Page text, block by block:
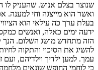
שנוצר בצלם אנוש. שהעניק לו
ואשר הוא מייצגה וחי
בעלת ערך כה עילאי הוא
ידעה ימים כאלה, ואנשים כמקס
הזה מתחדש מושג השלום. הנך
להשיג את הסיכוי והתקוה
עמך. למען ילדיך וילדיהם, ועם
כי לוחמי החופש שונאים מלחמה.